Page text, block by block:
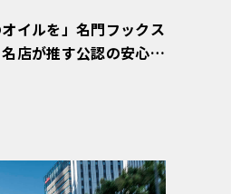
イルを」名門フックス
店が推す公認の安心
ーな走り〈PR〉